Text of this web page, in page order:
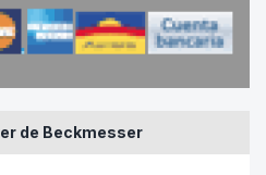
de Beckmesser